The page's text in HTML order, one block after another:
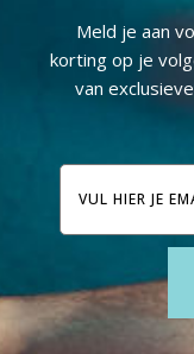
Meld je aan
korting op je
van
E-
mailadres